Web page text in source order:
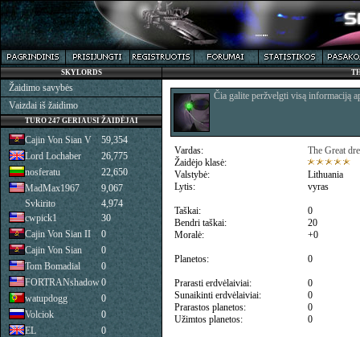
Čia galite peržvelgti visą informaciją
Vardas:
Žaidėjo klasė:
Valstybė:
Lytis:
Taškai:
Bendri taškai:
Moralė:
Planetos:
Prarasti erdvėlaiviai:
Sunaikinti erdvėlaiviai:
Prarastos planetos:
Užimtos planetos:
The Great
Lithuania
vyras
0
20
+0
0
0
0
0
0
SKYLORDS
Žaidimo savybės
Vaizdai iš žaidimo
TURO 247 GERIAUSI ŽAIDĖJAI
Cajin Von Sian V
59,354
Lord Lochaber
26,775
nosferatu
22,650
MadMax1967
9,067
Svkirito
4,974
cwpick1
30
Cajin Von Sian II
0
Cajin Von Sian
0
Tom Bomadial
0
FORTRANshadow0
watupdogg
0
Volciok
0
EL
0